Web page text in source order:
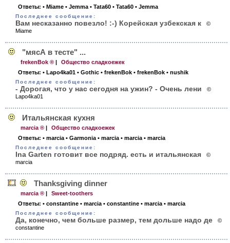
Ответы: • Miame • Jemma • Tata60 • Tata60 • Jemma
Последнее сообщение:
Вам несказанно повезло! :-) Корейская узбекская к
©
Miame
"мясА в тесте" ...
frekenBok ® |
Общество сладкоежек
Ответы: • Lapo4ka01 • Gothic • frekenBok • frekenBok • nushik
Последнее сообщение:
- Дорогая, что у нас сегодня на ужин? - Очень лени
©
Lapo4ka01
Итальянская кухня
marcia ® |
Общество сладкоежек
Ответы: • marcia • Garmonia • marcia • marcia • marcia
Последнее сообщение:
Ina Garten готовит все подряд. есть и итальянская
©
marcia
Thanksgiving dinner
marcia ® |
Sweet-toothers
Ответы: • constantine • marcia • constantine • marcia • marcia
Последнее сообщение:
Да, конечно, чем больше размер, тем дольше надо де
©
constantine